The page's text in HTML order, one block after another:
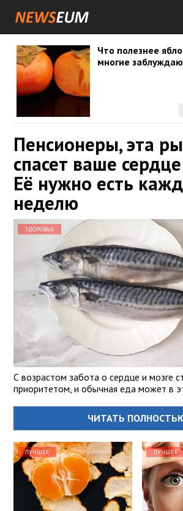
Что полезнее
многие
Пенсионеры, эта
спасет ваше
Её нужно есть
неделю
ЗДОРОВЬЕ
С возрастом забота о сердце и мозге
приоритетом, и обычная еда может в
ЧИТАТЬ
ЛУЧШЕЕ ЛУЧШЕЕ